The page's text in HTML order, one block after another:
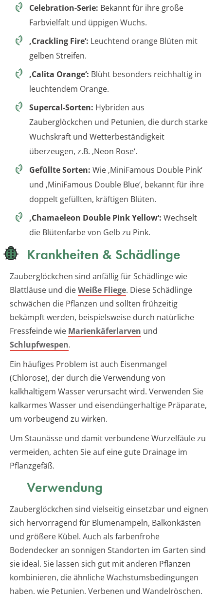
Celebration-Serie: Bekannt für ihre große
Farbvielfalt und üppigen Wuchs.
‚Crackling Fire‘: Leuchtend orange Blüten mit
gelben Streifen.
‚Calita Orange‘: Blüht besonders reichhaltig in
leuchtendem Orange.
Supercal-Sorten: Hybriden aus
Zauberglöckchen und Petunien, die durch starke
Wuchskraft und Wetterbeständigkeit
überzeugen, z.B. ‚Neon Rose‘.
Gefüllte Sorten: Wie ‚MiniFamous Double Pink‘
und ‚MiniFamous Double Blue‘, bekannt für ihre
doppelt gefüllten, kräftigen Blüten.
‚Chamaeleon Double Pink Yellow‘: Wechselt
die Blütenfarbe von Gelb zu Pink.
Krankheiten & Schädlinge
Zauberglöckchen sind anfällig für Schädlinge wie
Blattläuse und dieWeiße Fliege. Diese Schädlinge
schwächen die Pflanzen und sollten frühzeitig
bekämpft werden, beispielsweise durch natürliche
Fressfeinde wie Marienkäferlarven und
Schlupfwespen.
Ein häufiges Problem ist auch Eisenmangel
(Chlorose), der durch die Verwendung von
kalkhaltigem Wasser verursacht wird. Verwenden Sie
kalkarmes Wasser und eisendüngerhaltige Präparate,
um vorbeugend zu wirken.
Um Staunässe und damit verbundene Wurzelfäule zu
vermeiden, achten Sie auf eine gute Drainage im
Pflanzgefäß.
Verwendung
Zauberglöckchen sind vielseitig einsetzbar und eignen
sich hervorragend für Blumenampeln, Balkonkästen
und größere Kübel. Auch als farbenfrohe
Bodendecker an sonnigen Standorten im Garten sind
sie ideal. Sie lassen sich gut mit anderen Pflanzen
kombinieren, die ähnliche Wachstumsbedingungen
haben, wie Petunien, Verbenen und Wandelröschen.